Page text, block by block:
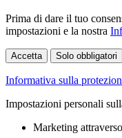
Prima di dare il tuo
impostazioni e la nostra
Accetta Solo obbligatori
Informativa sulla
Impostazioni personali
Marketing